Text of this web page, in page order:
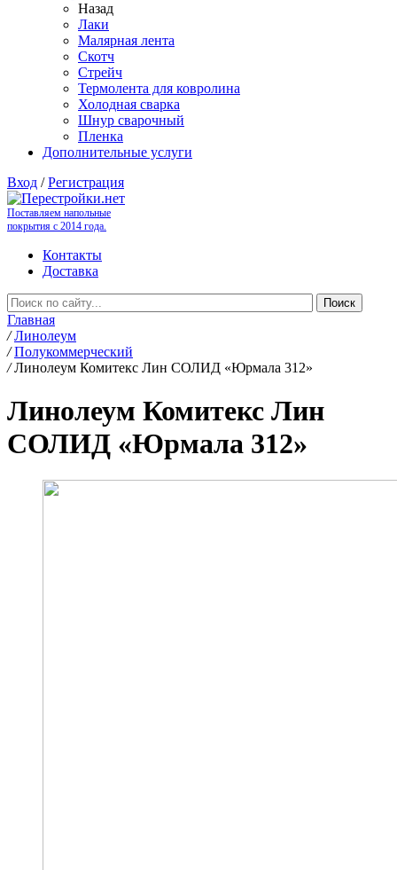
Назад
Лаки
Малярная лента
Скотч
Стрейч
Термолента для ковролина
Холодная сварка
Шнур сварочный
Пленка
Дополнительные услуги
Вход /Регистрация
Поставляем напольные
покрытия с 2014 года.
Контакты
Доставка
Главная
/ Линолеум
/ Полукоммерческий
/ Линолеум Комитекс Лин СОЛИД «Юрмала 312»
Линолеум Комитекс Лин
СОЛИД «Юрмала 312»